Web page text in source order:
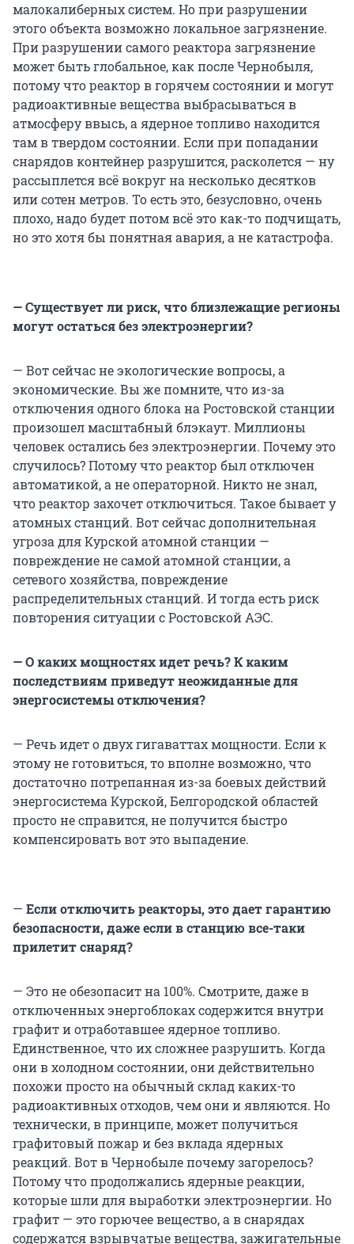
малокалиберных систем. Но при разрушении
этого объекта возможно локальное загрязнение.
При разрушении самого реактора загрязнение
может быть глобальное, как после Чернобыля,
потому что реактор в горячем состоянии и могут
радиоактивные вещества выбрасываться в
атмосферу ввысь, а ядерное топливо находится
там в твердом состоянии. Если при попадании
снарядов контейнер разрушится, расколется — ну
рассыплется всё вокруг на несколько десятков
или сотен метров. То есть это, безусловно, очень
плохо, надо будет потом всё это как-то подчищать,
но это хотя бы понятная авария, а не катастрофа.
— Существует ли риск, что близлежащие регионы
могут остаться без электроэнергии?
— Вот сейчас не экологические вопросы, а
экономические. Вы же помните, что из-за
отключения одного блока на Ростовской станции
произошел масштабный блэкаут. Миллионы
человек остались без электроэнергии. Почему это
случилось? Потому что реактор был отключен
автоматикой, а не операторной. Никто не знал,
что реактор захочет отключиться. Такое бывает у
атомных станций. Вот сейчас дополнительная
угроза для Курской атомной станции —
повреждение не самой атомной станции, а
сетевого хозяйства, повреждение
распределительных станций. И тогда есть риск
повторения ситуации с Ростовской АЭС.
—О каких мощностях идет речь? К каким
последствиям приведут неожиданные для
энергосистемы отключения?
— Речь идет о двух гигаваттах мощности. Если к
этому не готовиться, то вполне возможно, что
достаточно потрепанная из-за боевых действий
энергосистема Курской, Белгородской областей
просто не справится, не получится быстро
компенсировать вот это выпадение.
— Если отключить реакторы, это дает гарантию
безопасности, даже если в станцию все-таки
прилетит снаряд?
— Это не обезопасит на 100%. Смотрите, даже в
отключенных энергоблоках содержится внутри
графит и отработавшее ядерное топливо.
Единственное, что их сложнее разрушить. Когда
они в холодном состоянии, они действительно
похожи просто на обычный склад каких-то
радиоактивных отходов, чем они и являются. Но
технически, в принципе, может получиться
графитовый пожар и без вклада ядерных
реакций. Вот в Чернобыле почему загорелось?
Потому что продолжались ядерные реакции,
которые шли для выработки электроэнергии. Но
графит — это горючее вещество, а в снарядах
содержатся взрывчатые вещества, зажигательные